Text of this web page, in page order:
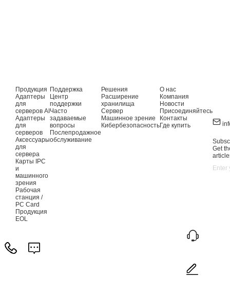
Продукция
Адаптеры
для
серверов AI
Адаптеры
для
серверов
Аксессуары
для
сервера
Карты IPC
и
машинного
зрения
Рабочая
станция /
PC Card
Продукция
EOL
Поддержка
Центр
поддержки
Часто
задаваемые
вопросы
Послепродажное
обслуживание
Решения
Расширение
хранилища
Сервер
Машинное зрение
Кибербезопасность
О нас
Компания
Новости
Присоединяйтесь
Контакты
Где купить
Get